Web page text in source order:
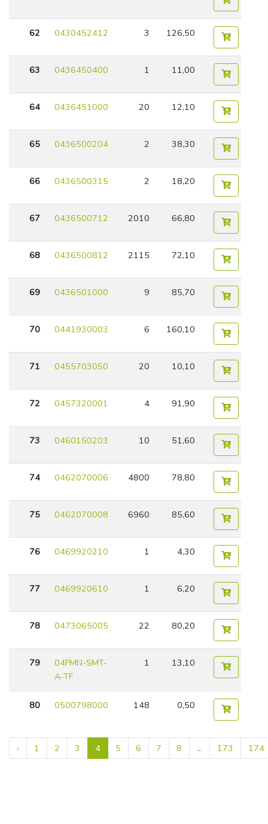
62 0430452412 3 126,50
63 0436450400 1 11,00
64 0436451000 20 12,10
65 0436500204 2 38,30
66 0436500315 2 18,20
67 0436500712 2010 66,80
68 0436500812 2115 72,10
69 0436501000 9 85,70
70 0441930003 6 160,10
71 0455703050 20 10,10
72 0457320001 4 91,90
73 0460150203 10 51,60
74 0462070006 4800 78,80
75 0462070008 6960 85,60
76 0469920210 1 4,30
77 0469920610 1 6,20
78 0473065005 22 80,20
79
04FMN-SMT-
A-TF
1 13,10
80 0500798000 148 0,50
‹ 1 2 3 4 5 6 7 8 ... 173 174